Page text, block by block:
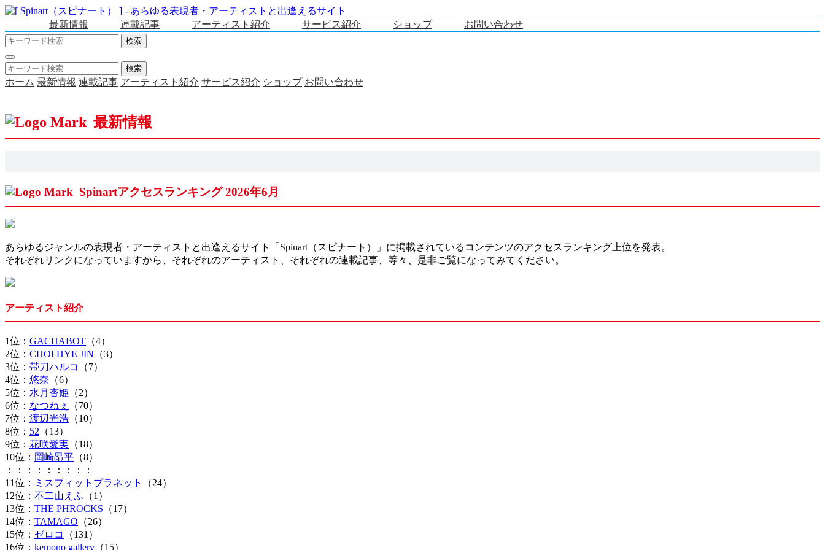
最新情報 連載記事 アーティスト紹介 サービス紹介 ショップ お問い合わせ
ホーム 最新情報 連載記事 アーティスト紹介 サービス紹介 ショップ お問い合わせ
最新情報
Spinartアクセスランキング 2026年6月
あらゆるジャンルの表現者・アーティストと出逢えるサイト「Spinart（スピナート）」に掲載されているコンテンツのアクセスランキング上位を発表。
それぞれリンクになっていますから、それぞれのアーティスト、それぞれの連載記事、等々、是非ご覧になってみてください。
アーティスト紹介
1位： GACHABOT （4）
2位： CHOI HYE JIN （3）
3位： 帯刀ハルコ
（7）
4位： 悠奈 （6）
5位： 水月杏姫 （2）
6位： なつねぇ
（70）
7位： 渡辺光浩 （10）
8位： 52 （13）
9位： 花咲愛実 （18）
10位： 岡崎昂平 （8）
：：：：：：：：：
11位：
ミスフィットプラネット
（24）
12位： 不二山えふ （1）
13位： THE PHROCKS （17）
14位： TAMAGO （26）
15位： ゼロコ
（131）
16位： kemono gallery （15）